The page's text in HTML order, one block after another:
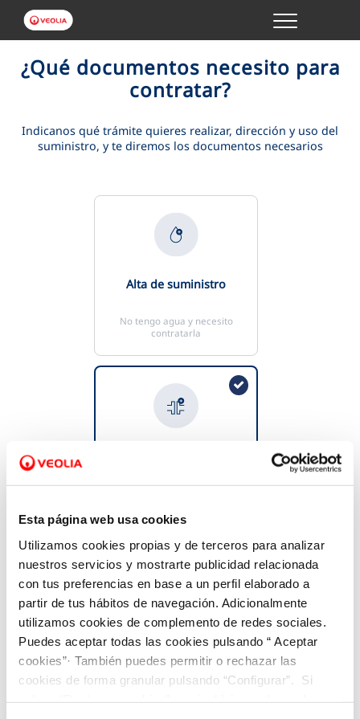
Esta página web usa cookies
Utilizamos cookies propias y de terceros para analizar
nuestros servicios y mostrarte publicidad relacionada
con tus preferencias en base a un perfil elaborado a
partir de tus hábitos de navegación. Adicionalmente
utilizamos cookies de complemento de redes sociales.
Puedes aceptar todas las cookies pulsando “ Aceptar
cookies”· También puedes permitir o rechazar las
cookies de forma granular pulsando “Configurar”. Si
Menu
GESTIONES ONLINE
TU SERVICIO
VER TODAS LAS GESTIONES
VER TODAS LAS GESTIONES
VER TODAS LAS GESTIONES
¿Qué documentos necesito para
contratar?
Indicanos qué trámite quieres realizar, dirección y uso del
suministro, y te diremos los documentos necesarios
Alta de suministro
No tengo agua y necesito
contratarla
Cambio de titular
Tengo agua pero quiero
cambiar el titular del
contrato